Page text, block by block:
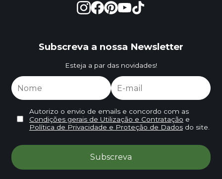
Subscreva a nossa Newsletter
Esteja a par das novidades!
Autorizo o envio de emails e concordo com as
Condições gerais de Utilização e Contratação e
Política de Privacidade e Proteção de Dadosdo site.